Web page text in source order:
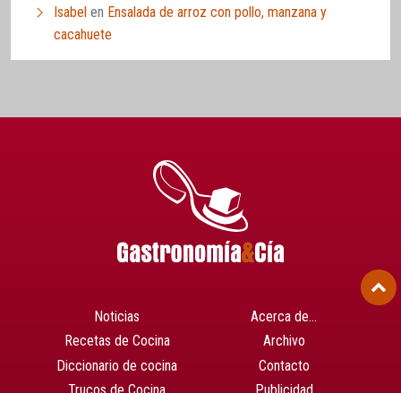
Isabel en Ensalada de arroz con pollo, manzana y
cacahuete
Noticias
Recetas de Cocina
Diccionario de cocina
Acerca de…
Archivo
Contacto